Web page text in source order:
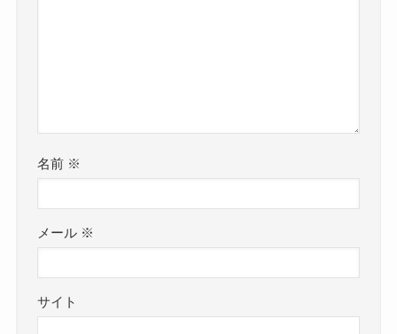
名前 ※
メール ※
サイト